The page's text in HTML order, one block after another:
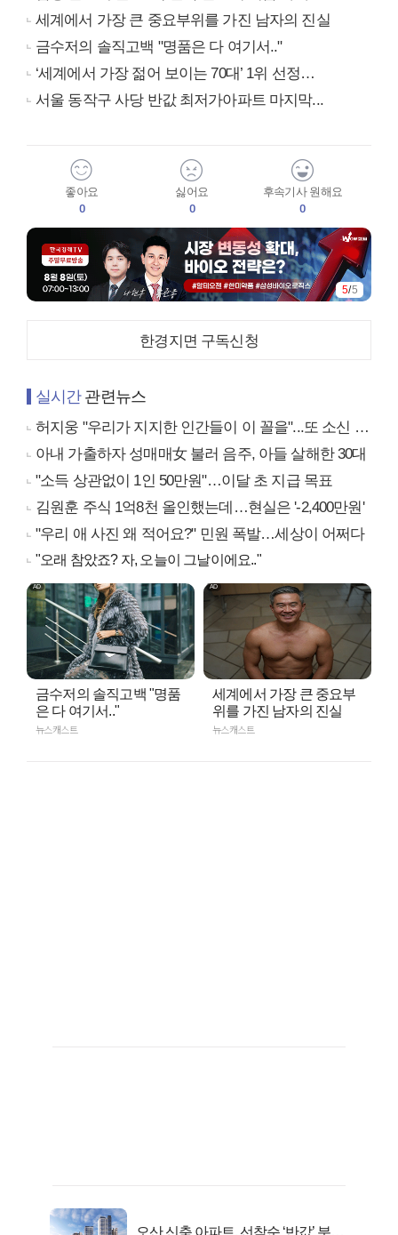
세계에서 가장 큰 중요부위를 가진 남자의 진실
금수저의 솔직고백 "명품은 다 여기서.."
‘세계에서 가장 젊어 보이는 70대’ 1위 선정…
서울 동작구 사당 반값 최저가아파트 마지막...
좋아요
0
싫어요
0
후속기사 원해요
0
5/5
한경지면 구독신청
실시간관련뉴스
허지웅 "우리가 지지한 인간들이 이 꼴을"...또 소신 발언
아내 가출하자 성매매女 불러 음주, 아들 살해한 30대
"소득 상관없이 1인 50만원"…이달 초 지급 목표
김원훈 주식 1억8천 올인했는데…현실은 '-2,400만원'
"우리 애 사진 왜 적어요?" 민원 폭발…세상이 어쩌다
"오래 참았죠? 자, 오늘이 그날이에요.."
금수저의 솔직고백 "명품
은 다 여기서.."
뉴스캐스트
세계에서 가장 큰 중요부
위를 가진 남자의 진실
뉴스캐스트